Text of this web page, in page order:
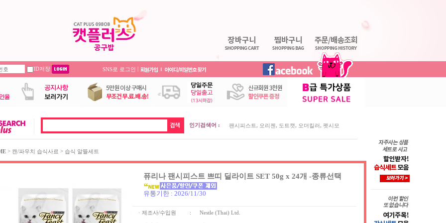
ID저장 SNS로 로그인 |
인기검색어 : 팬시피스트 오리젠 도트캣 오더킬러 펫시모
> 캔/파우치 습식사료 > 습식 알뜰세트
퓨리나 팬시피스트 쁘띠 딜라이트 SET 50g x 24개 -종류선택
유통기한 : 2026/11/30
· 제조사/수입원 : Nestle (Thai) Ltd.